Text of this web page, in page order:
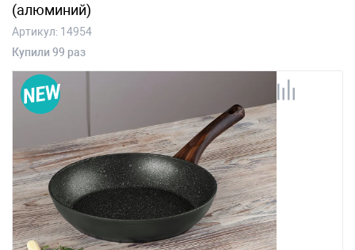
(алюминий)
Артикул: 14954
Купили 99 раз